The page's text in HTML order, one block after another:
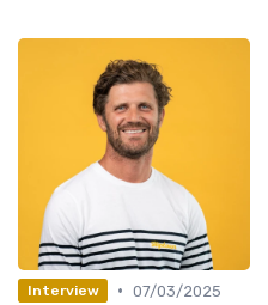
Interview • 07/03/2025